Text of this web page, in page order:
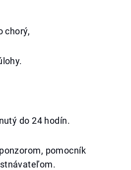
chorý,
do 24 hodín.
pomocník